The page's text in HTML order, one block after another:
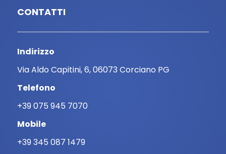
CONTATTI
Indirizzo
Via Aldo Capitini, 6, 06073 Corciano PG
Telefono
+39 075 945 7070
Mobile
+39 345 087 1479